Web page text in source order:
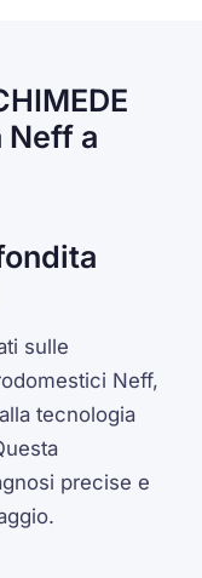
Neff a
sulle
Neff,
tecnologia
precise e